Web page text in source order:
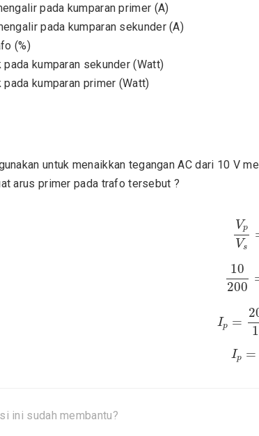
pada kumparan primer (A)
pada kumparan sekunder (A)
(%)
kumparan sekunder (Watt)
kumparan primer (Watt)
untuk menaikkan tegangan AC dari 10 V
arus primer pada trafo tersebut ?
Vp
Vs
Vp
10
200
10200
Ip =
Ip =
I
ini sudah membantu?